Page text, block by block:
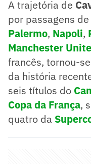
A trajetória de
por passagens
Palermo, Napoli,
Manchester
francês, tornou-
da história
seis títulos do
Copada França,
quatro da